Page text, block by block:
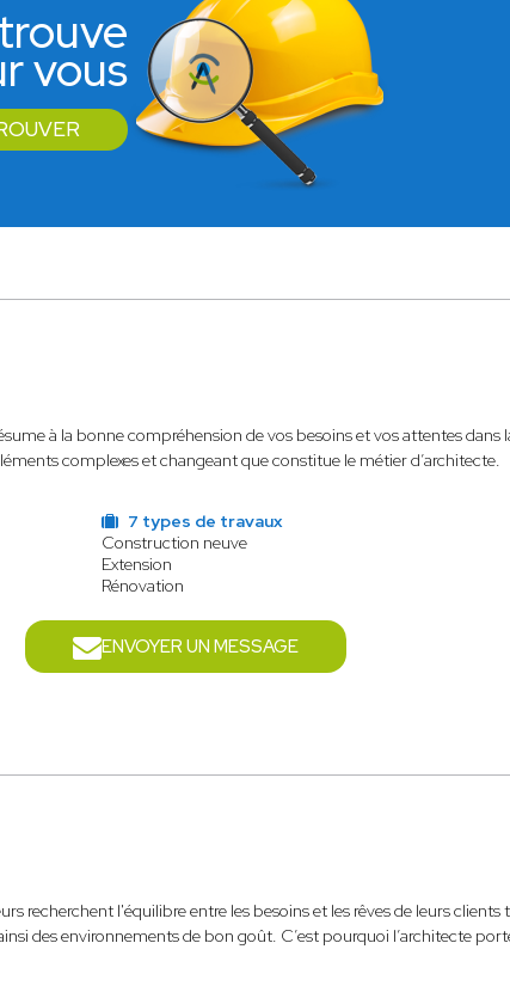
vous
à la bonne compréhension de vos besoins et vos attentes
complexes et changeant que constitue le métier d’architecte.
7 types de travaux
Construction neuve
Extension
Rénovation
ENVOYER UN MESSAGE
recherchent l'équilibre entre les besoins et les rêves de leurs
des environnements de bon goût. C’est pourquoi l’architecte